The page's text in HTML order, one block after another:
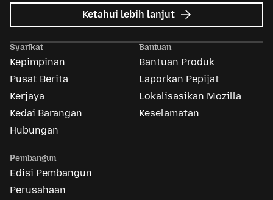
Ketahui lebih lanjut tentang
Iklan
Syarikat
Kepimpinan
Pusat Berita
Kerjaya
Kedai Barangan
Hubungan
Bantuan
Bantuan Produk
Laporkan Pepijat
Lokalisasikan Mozilla
Keselamatan
Pembangun
Edisi Pembangun
Perusahaan